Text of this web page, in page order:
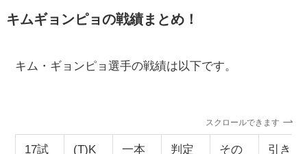
キムギョンピョの戦績まとめ！
キム・ギョンピョ選手の戦績は以下です。
スクロールできます
17試 (T)K 一本 判定 その 引き